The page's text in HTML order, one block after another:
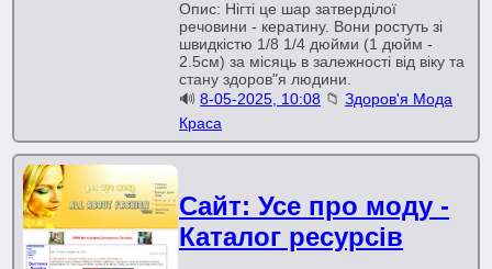
Опис: Нігті це шар затверділої
речовини - кератину. Вони ростуть зі
швидкістю 1/8 1/4 дюйми (1 дюйм -
2.5см) за місяць в залежності від віку та
стану здоров"я людини.
🔊8-05-2025, 10:08 📁Здоров'я Мода
Краса
Сайт: Усе про моду -
Каталог ресурсів